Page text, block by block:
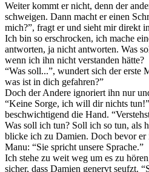
Weiter kommt er nicht, denn der
schweigen. Dann macht er einen
mich?”, fragt er und sieht mir direkt
Ich bin so erschrocken, ich mache
antworten, ja nicht antworten. Was
wenn ich ihn nicht verstanden hätte?
“Was soll...”, wundert sich der erste
was ist in dich gefahren?”
Doch der Andere ignoriert ihn nur
“Keine Sorge, ich will dir nichts
beschwichtigend die Hand.
Was soll ich tun? Soll ich so tun, als
blicke ich zu Damien. Doch bevor er
Manu: “Sie spricht unsere Sprache.”
Ich stehe zu weit weg um es zu
sicher, dass Damien genervt seufzt.